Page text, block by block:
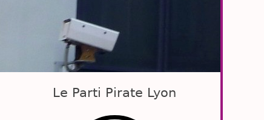
Le Parti Pirate Lyon